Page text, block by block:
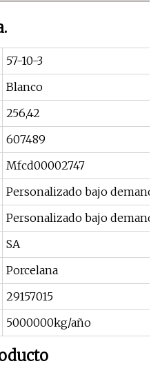
57-10-3
Blanco
256,42
607489
Mfcd00002747
Personalizado bajo demanda
Personalizado bajo demanda
SA
Porcelana
29157015
5000000kg/año